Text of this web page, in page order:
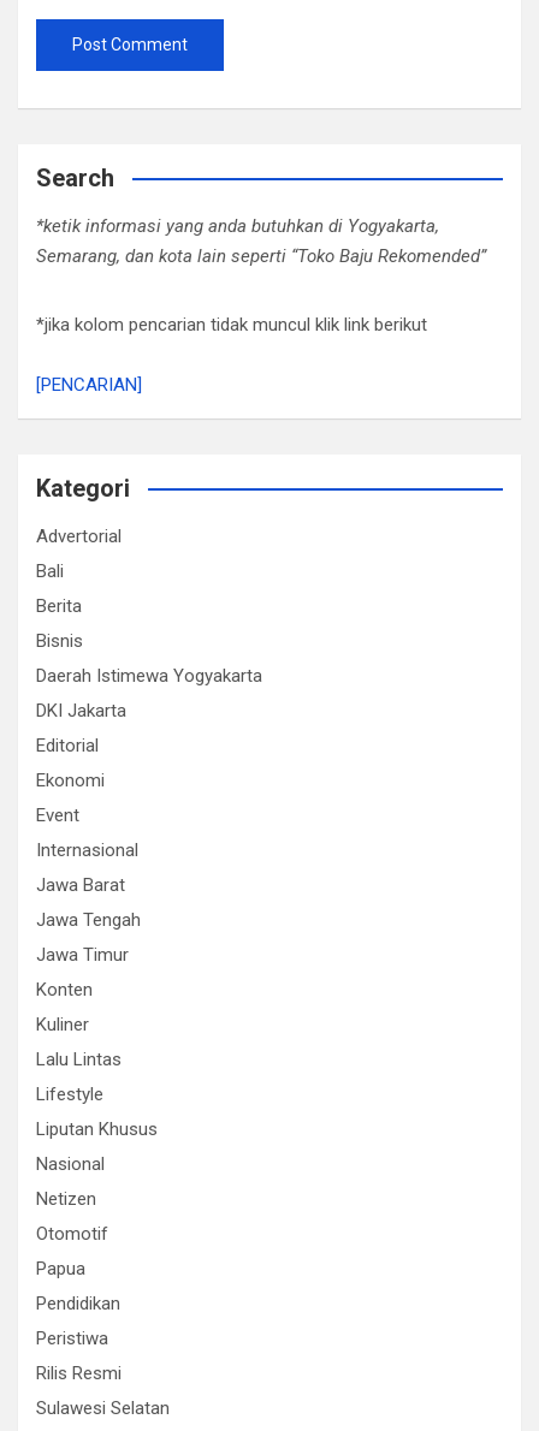
Search
*ketik informasi yang anda butuhkan di Yogyakarta,
Semarang, dan kota lain seperti “Toko Baju Rekomended”
*jika kolom pencarian tidak muncul klik link berikut
[PENCARIAN]
Kategori
Advertorial
Bali
Berita
Bisnis
Daerah Istimewa Yogyakarta
DKI Jakarta
Editorial
Ekonomi
Event
Internasional
Jawa Barat
Jawa Tengah
Jawa Timur
Konten
Kuliner
Lalu Lintas
Lifestyle
Liputan Khusus
Nasional
Netizen
Otomotif
Papua
Pendidikan
Peristiwa
Rilis Resmi
Sulawesi Selatan